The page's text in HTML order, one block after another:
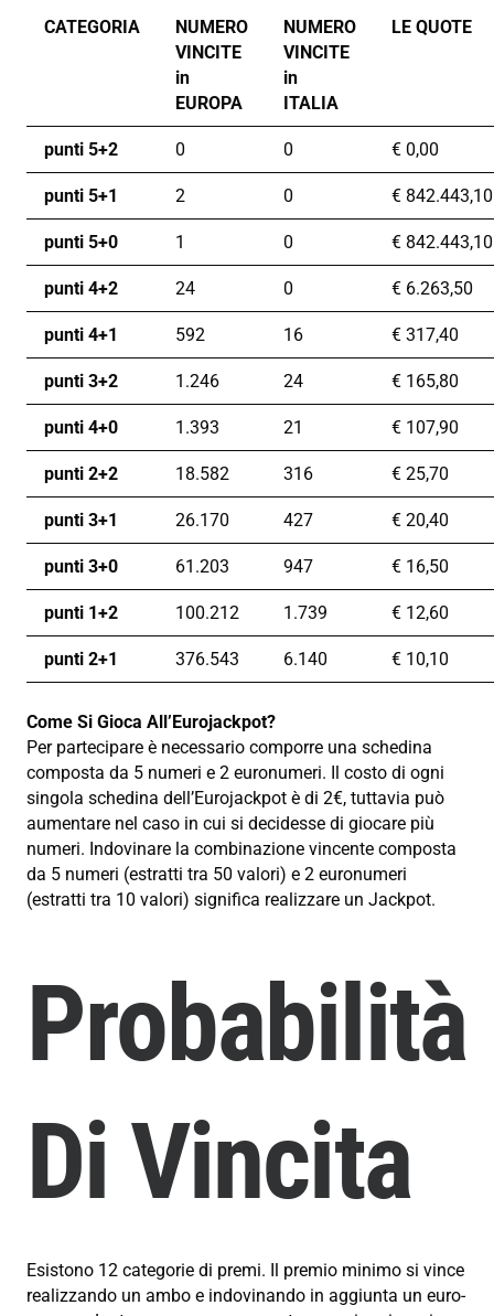
CATEGORIA
NUMERO
VINCITE
in
EUROPA
NUMERO
VINCITE
in
ITALIA
LE QUOTE
punti 5+2 0 0 € 0,00
punti 5+1 2 0 € 842.443,10
punti 5+0 1 0 € 842.443,10
punti 4+2 24 0 € 6.263,50
punti 4+1 592 16 € 317,40
punti 3+2 1.246 24 € 165,80
punti 4+0 1.393 21 € 107,90
punti 2+2 18.582 316 € 25,70
punti 3+1 26.170 427 € 20,40
punti 3+0 61.203 947 € 16,50
punti 1+2 100.212 1.739 € 12,60
punti 2+1 376.543 6.140 € 10,10
Come Si Gioca All’Eurojackpot?
Per partecipare è necessario comporre una schedina
composta da 5 numeri e 2 euronumeri. Il costo di ogni
singola schedina dell’Eurojackpot è di 2€, tuttavia può
aumentare nel caso in cui si decidesse di giocare più
numeri. Indovinare la combinazione vincente composta
da 5 numeri (estratti tra 50 valori) e 2 euronumeri
(estratti tra 10 valori) significa realizzare un Jackpot.
Probabilità
Di Vincita
Esistono 12 categorie di premi. Il premio minimo si vince
realizzando un ambo e indovinando in aggiunta un euro-